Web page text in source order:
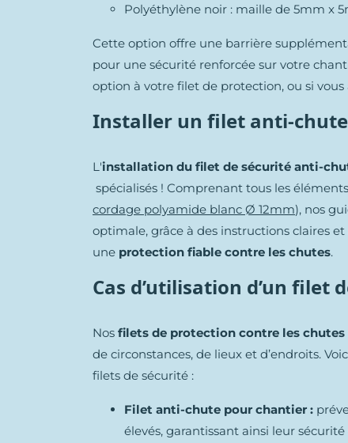
Polyéthylène noir : maille de 5mm x
Cette option offre une barrière
pour une sécurité renforcée sur votre
option à votre filet de protection, ou si vous
Installer un filet anti-
L'installation du filet de sécurité anti-
spécialisés ! Comprenant tous les
cordage polyamide blanc Ø 12mm), nos
optimale, grâce à des instructions claires
une protection fiable contre les chutes.
Cas d’utilisation d’un
Nos filets de protection contre les chutes
de circonstances, de lieux et d’endroits.
filets de sécurité :
Filet anti-chute pour chantier :
élevés, garantissant ainsi leur